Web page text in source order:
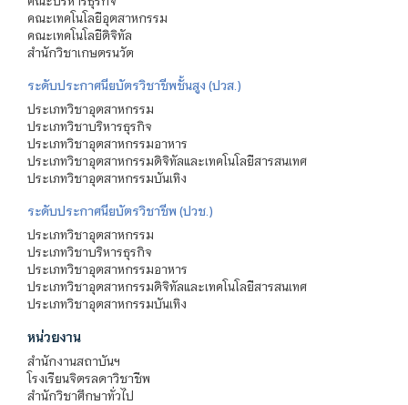
คณะเทคโนโลยีอุตสาหกรรม
คณะเทคโนโลยีดิจิทัล
สำนักวิชาเกษตรนวัต
ระดับประกาศนียบัตรวิชาชีพชั้นสูง (ปวส.)
ประเภทวิชาอุตสาหกรรม
ประเภทวิชาบริหารธุรกิจ
ประเภทวิชาอุตสาหกรรมอาหาร
ประเภทวิชาอุตสาหกรรมดิจิทัลและเทคโนโลยีสารสนเทศ
ประเภทวิชาอุตสาหกรรมบันเทิง
ระดับประกาศนียบัตรวิชาชีพ (ปวช.)
ประเภทวิชาอุตสาหกรรม
ประเภทวิชาบริหารธุรกิจ
ประเภทวิชาอุตสาหกรรมอาหาร
ประเภทวิชาอุตสาหกรรมดิจิทัลและเทคโนโลยีสารสนเทศ
ประเภทวิชาอุตสาหกรรมบันเทิง
หน่วยงาน
สำนักงานสถาบันฯ
โรงเรียนจิตรลดาวิชาชีพ
สำนักวิชาศึกษาทั่วไป